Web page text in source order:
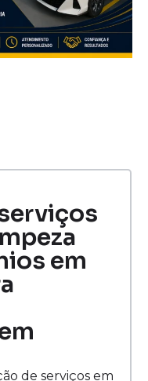
em
de serviços em